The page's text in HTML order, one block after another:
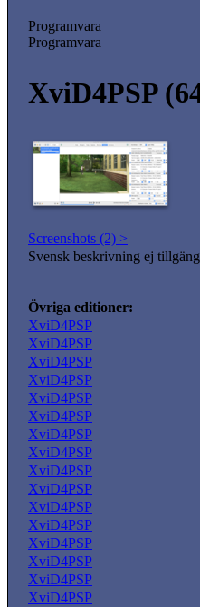
Programvara
Programvara
XviD4PSP
Screenshots (2) >
Svensk beskrivning ej
Övriga editioner:
XviD4PSP
XviD4PSP
XviD4PSP
XviD4PSP
XviD4PSP
XviD4PSP
XviD4PSP
XviD4PSP
XviD4PSP
XviD4PSP
XviD4PSP
XviD4PSP
XviD4PSP
XviD4PSP
XviD4PSP
XviD4PSP